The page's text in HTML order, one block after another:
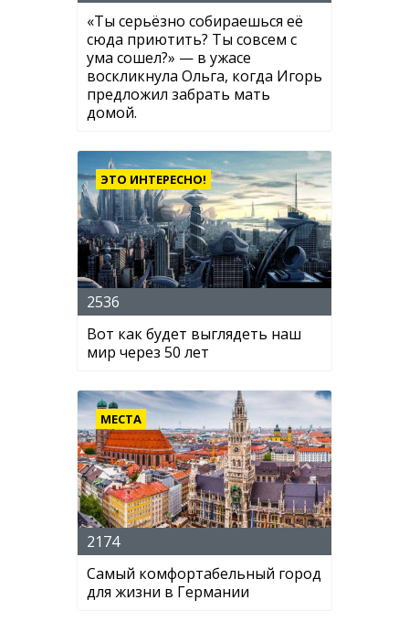
«Ты серьёзно собираешься её
сюда приютить? Ты совсем с
ума сошел?» — в ужасе
воскликнула Ольга, когда Игорь
предложил забрать мать
домой.
ЭТО ИНТЕРЕСНО!
2536
Вот как будет выглядеть наш
мир через 50 лет
МЕСТА
2174
Самый комфортабельный город
для жизни в Германии